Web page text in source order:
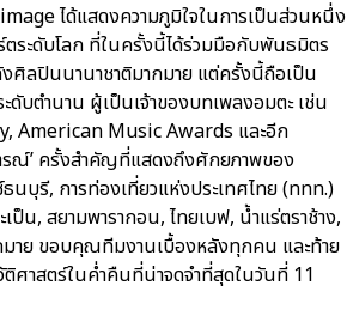
ได้แสดงความภูมิใจในการเป็นส่วนหนึ่ง
ระดับโลก ที่ในครั้งนี้ได้ร่วมมือกับพันธมิตร
ศิลปินนานาชาติมากมาย แต่ครั้งนี้ถือเป็น
บตำนาน ผู้เป็นเจ้าของบทเพลงอมตะ เช่น
American Music Awards และอีก
รณ์’ ครั้งสำคัญที่แสดงถึงศักยภาพของ
นบุรี, การท่องเที่ยวแห่งประเทศไทย (ททท.)
น, สยามพารากอน, ไทยเบฟ, น้ำแร่ตราช้าง,
าย ขอบคุณทีมงานเบื้องหลังทุกคน และท้าย
ศาสตร์ในค่ำคืนที่น่าจดจำที่สุดในวันที่ 11